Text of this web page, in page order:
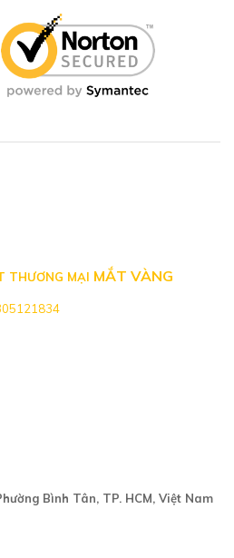
THƯƠNG MẠI MẮT VÀNG
Bình Tân, TP. HCM, Việt Nam